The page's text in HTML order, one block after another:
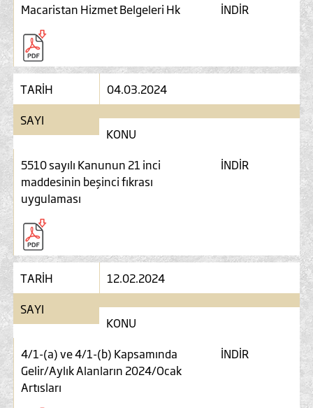
Macaristan Hizmet Belgeleri Hk
İNDİR
TARİH
04.03.2024
SAYI
KONU
5510 sayılı Kanunun 21 inci
maddesinin beşinci fıkrası
uygulaması
İNDİR
TARİH
12.02.2024
SAYI
KONU
4/1-(a) ve 4/1-(b) Kapsamında
Gelir/Aylık Alanların 2024/Ocak
Artısları
İNDİR